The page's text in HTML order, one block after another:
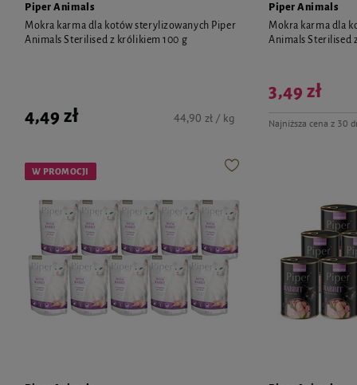
Piper Animals
Mokra karma dla kotów sterylizowanych Piper
Animals Sterilised z królikiem 100 g
4,49 zł 44,90 zł / kg
Piper Animals
Mokra karma dla
Animals Sterilised
Najniższa cena z 30
3,49 zł
W PROMOCJI